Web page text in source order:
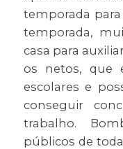
temporada
temporada,
casa para
os netos, que
escolares e
conseguir
trabalho.
públicos de